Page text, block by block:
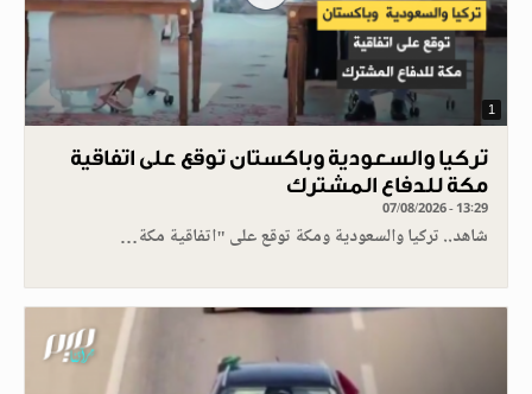
1
تركيا والسعودية وباكستان توقع على اتفاقية
مكة للدفاع المشترك
07/08/2026 - 13:29
شاهد.. تركيا والسعودية ومكة توقع على "اتفاقية مكة…